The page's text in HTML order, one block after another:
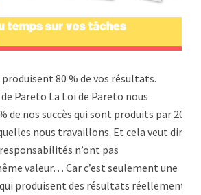
80 % de vos résultats.
Pareto La Loi de Pareto nous
de nos succès qui sont produits par 20
nous travaillons. Et cela veut dire
n’ont pas
valeur… Car c’est seulement une
produisent des résultats réellement